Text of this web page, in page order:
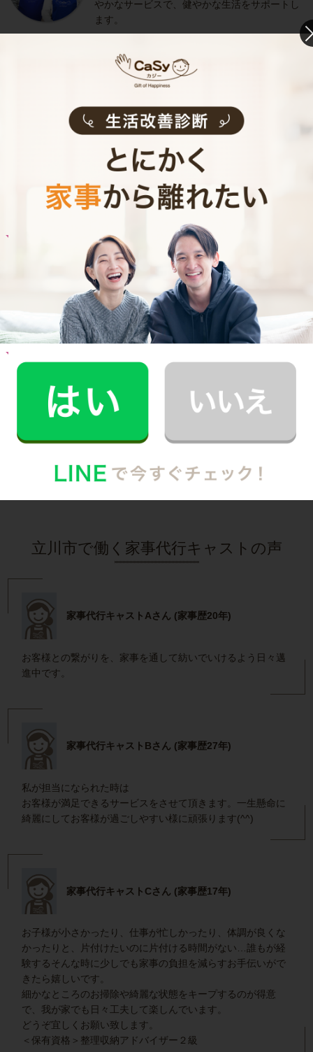
やかなサービスで、健やかな生活をサポートし
ます。
お料理代行のサービス内容
ご利用者インタビュー
Customer Interview
30代 共働き 子育て中
子どもとコミュニケーションをとる時間が増え
記事全文を見る
お料理
U.I.さん
食生活を改善したいと思い料理代行をお願いし
ています。
インタビュー一覧を見る
立川市で働く家事代行キャストの声
家事代行キャストAさん (家事歴20年)
お客様との繋がりを、家事を通して紡いでいけるよう日々邁
進中です。
家事代行キャストBさん (家事歴27年)
私が担当になられた時は
お客様が満足できるサービスをさせて頂きます。一生懸命に
綺麗にしてお客様が過ごしやすい様に頑張ります(^^)
家事代行キャストCさん (家事歴17年)
お子様が小さかったり、仕事が忙しかったり、体調が良くな
かったりと、片付けたいのに片付ける時間がない…誰もが経
験するそんな時に少しでも家事の負担を減らすお手伝いがで
きたら嬉しいです。
細かなところのお掃除や綺麗な状態をキープするのが得意
で、我が家でも日々工夫して楽しんでいます。
どうぞ宜しくお願い致します。
＜保有資格＞整理収納アドバイザー２級